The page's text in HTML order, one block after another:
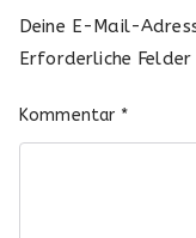
Deine E-Mail-
Erforderliche
Kommentar *